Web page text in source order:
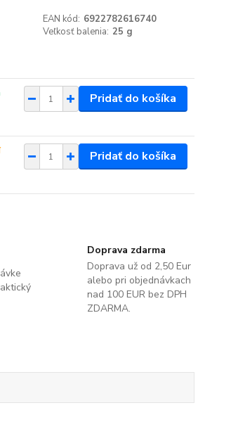
EAN kód: 6922782616740
Veľkosť balenia: 25 g
Pridať do košíka
Pridať do košíka
Doprava zdarma
Doprava už od 2,50 Eur
alebo pri objednávkach
nad 100 EUR bez DPH
ZDARMA.